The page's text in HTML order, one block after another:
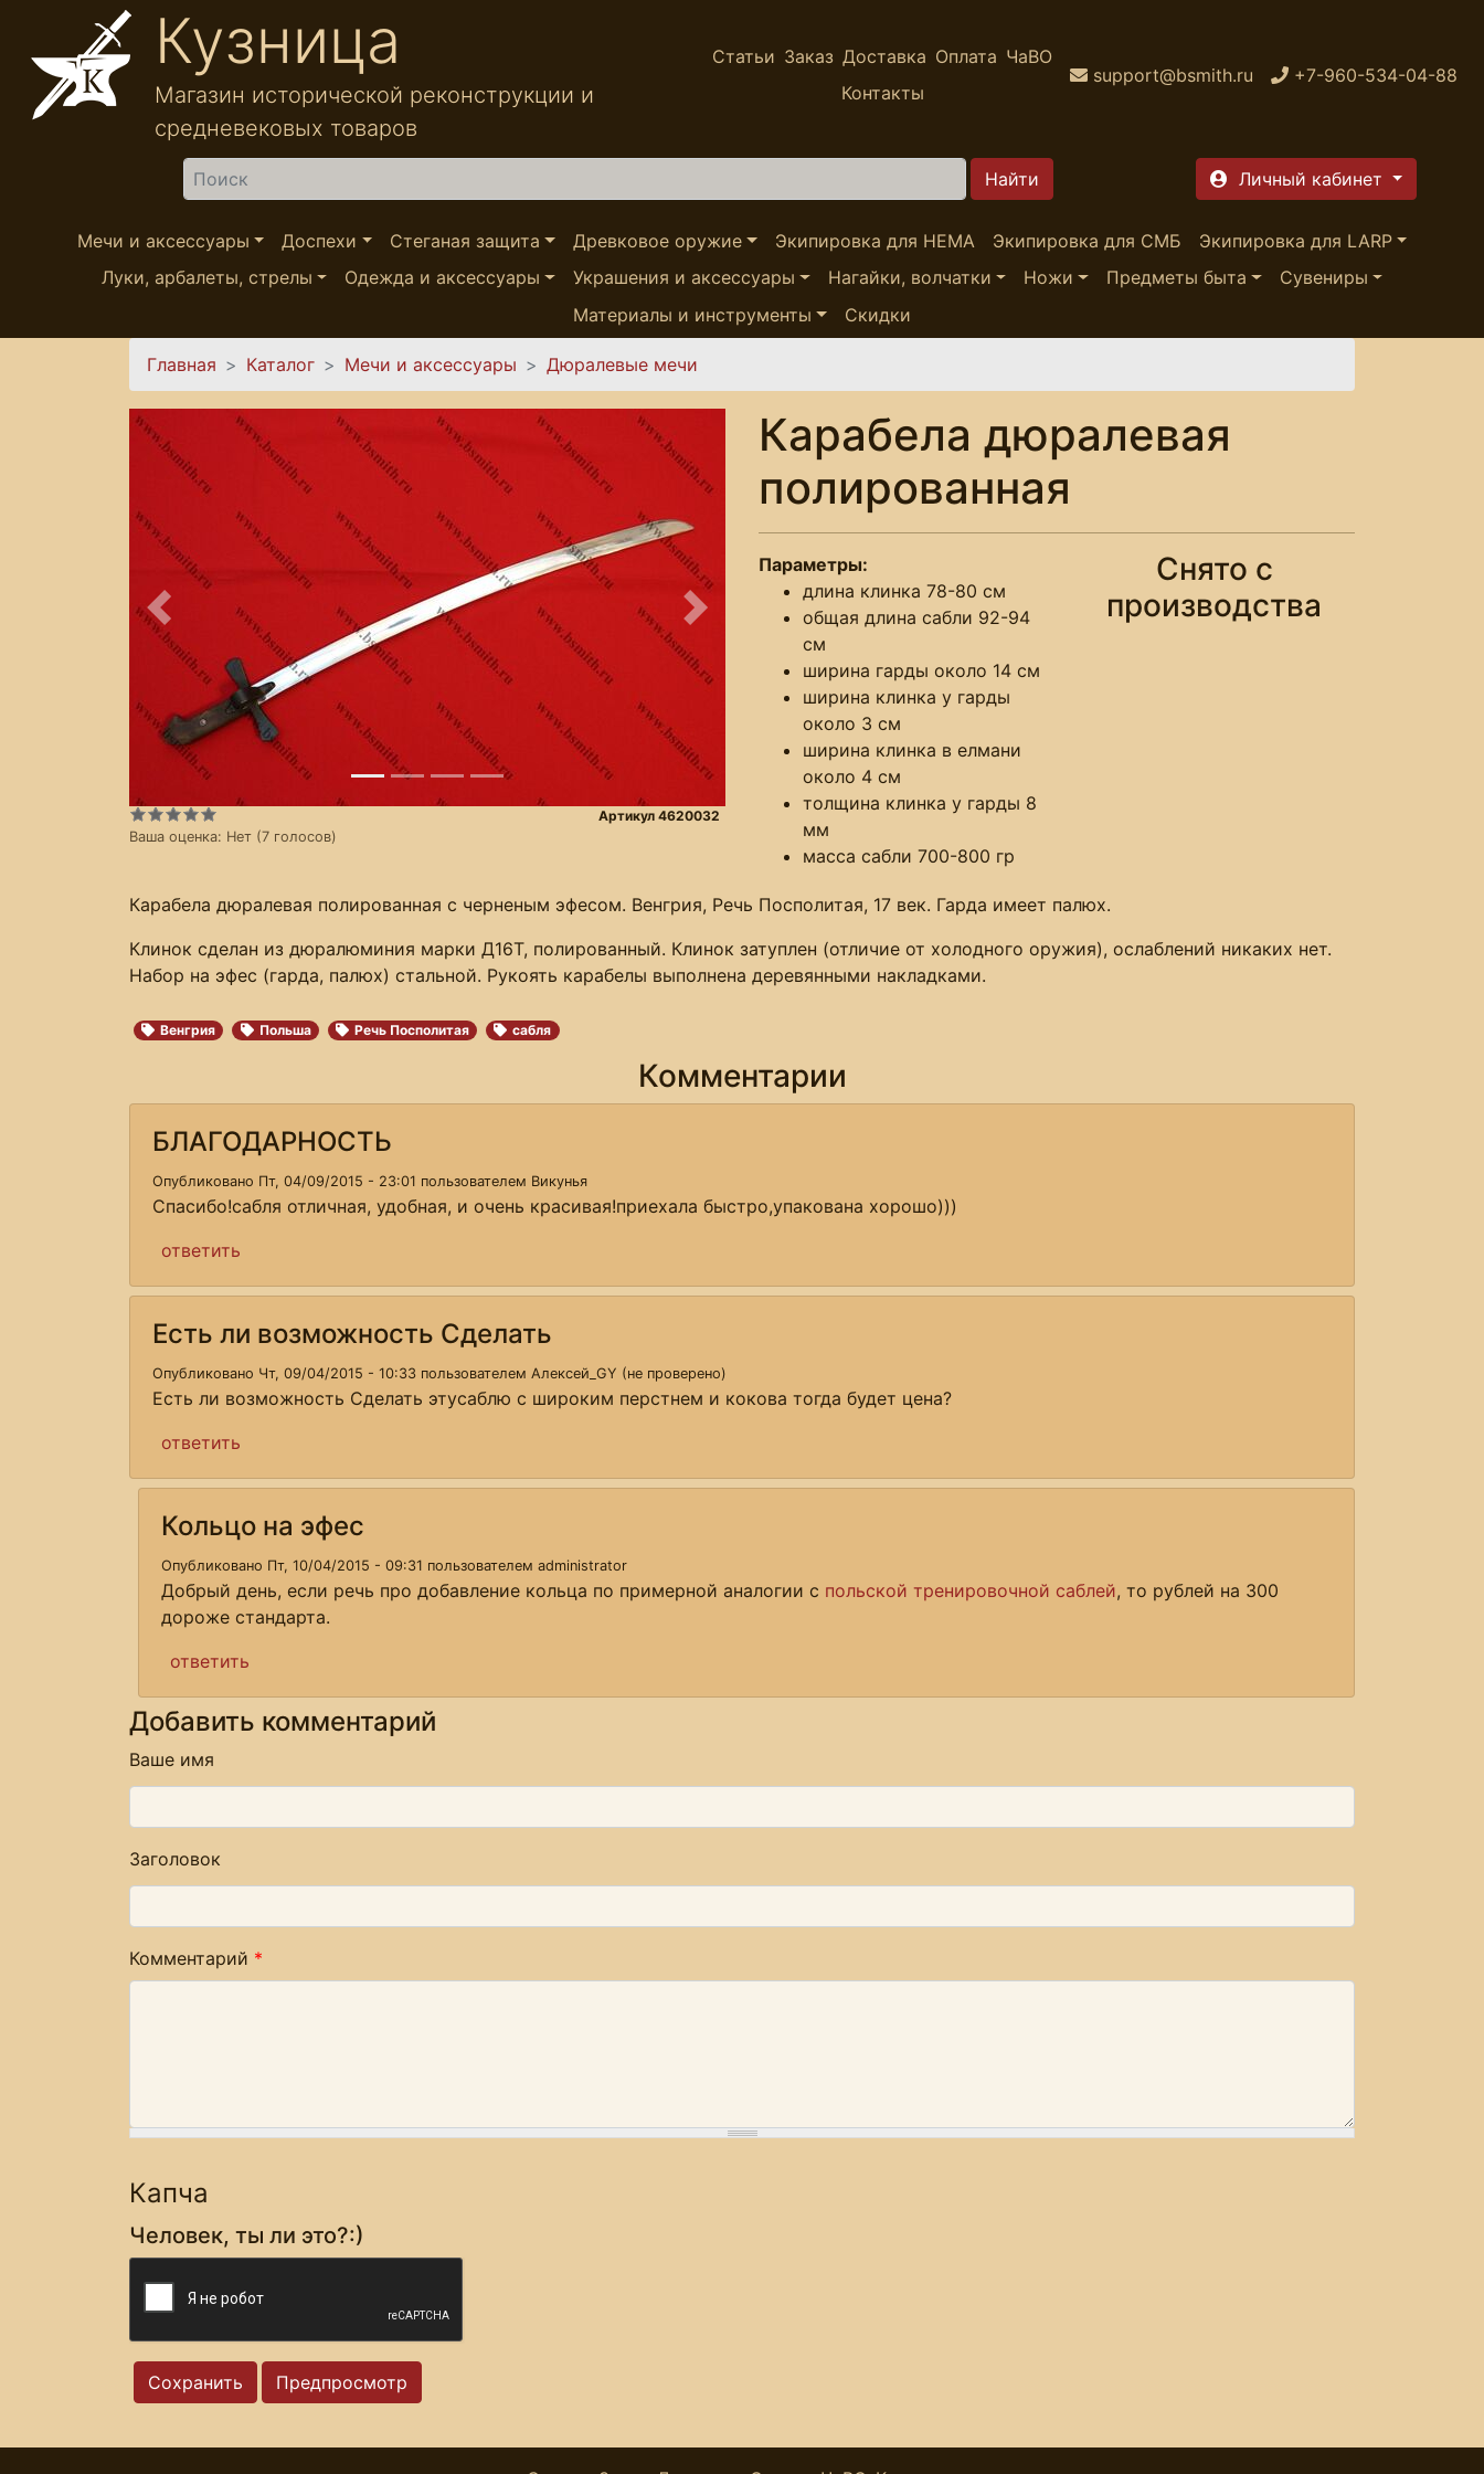
Перейти к основному содержанию
Кузница
Магазин исторической реконструкции и
средневековых товаров
Статьи Заказ Доставка Оплата ЧаВО
Контакты
support@bsmith.ru +7-960-534-04-88
Найти Личный кабинет
Мечи и аксессуары Доспехи Стеганая защита Древковое оружие Экипировка для HEMA Экипировка для СМБ
Экипировка для LARP
Луки, арбалеты, стрелы
Одежда и аксессуары Украшения и аксессуары Нагайки, волчатки Ножи Предметы быта
Сувениры
Материалы и инструменты
Скидки
Вы здесь
Главная Каталог Мечи и аксессуары Дюралевые мечи
Предыдущее Следующее
Ваша оценка: Нет (7 голосов)
Артикул 4620032
Карабела дюралевая
полированная
Параметры:
длина клинка 78-80 см
общая длина сабли 92-94
см
ширина гарды около 14 см
ширина клинка у гарды
около 3 см
ширина клинка в елмани
около 4 см
толщина клинка у гарды 8
мм
масса сабли 700-800 гр
Снято с
производства
Карабела дюралевая полированная с черненым эфесом. Венгрия, Речь Посполитая, 17 век. Гарда имеет палюх.
Клинок сделан из дюралюминия марки Д16Т, полированный. Клинок затуплен (отличие от холодного оружия), ослаблений никаких нет.
Набор на эфес (гарда, палюх) стальной. Рукоять карабелы выполнена деревянными накладками.
Венгрия Польша Речь Посполитая сабля
Комментарии
БЛАГОДАРНОСТЬ
Опубликовано Пт, 04/09/2015 - 23:01 пользователем Викунья
Спасибо!сабля отличная, удобная, и очень красивая!приехала быстро,упакована хорошо)))
ответить
Есть ли возможность Сделать
Опубликовано Чт, 09/04/2015 - 10:33 пользователем Алексей_GY (не проверено)
Есть ли возможность Сделать этусаблю с широким перстнем и кокова тогда будет цена?
ответить
Кольцо на эфес
Опубликовано Пт, 10/04/2015 - 09:31 пользователем administrator
Добрый день, если речь про добавление кольца по примерной аналогии с польской тренировочной саблей, то рублей на 300
дороже стандарта.
ответить
Добавить комментарий
Ваше имя
Заголовок
Комментарий *
Капча
Человек, ты ли это?:)